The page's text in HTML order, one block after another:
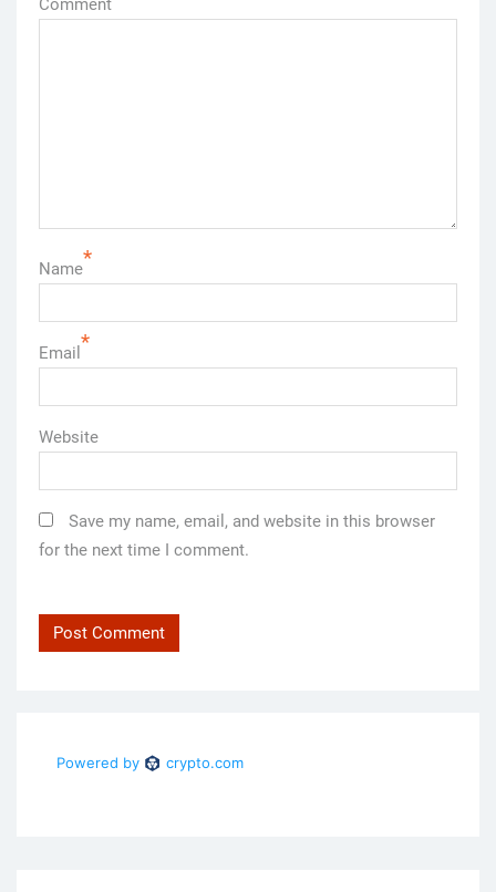
Comment
Name*
Email *
Website
Save my name, email, and website in this browser
for the next time I comment.